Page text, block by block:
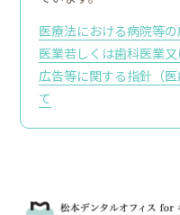
医療法における病院等
医業若しくは⻭科医業
広告等に関する指針（
て